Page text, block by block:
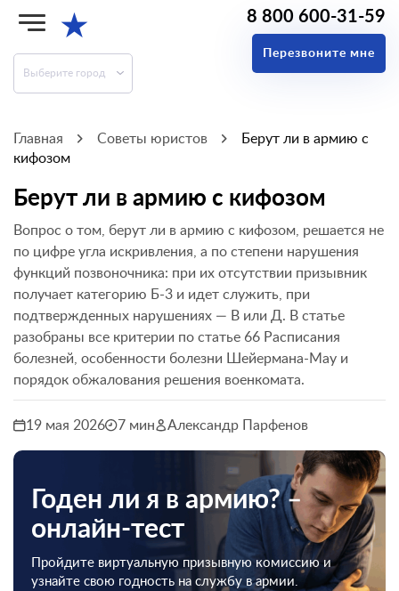
★
Выберите город
8 800 600-31-59
Перезвоните мне
Главная Советы юристов
Берут ли в армию с
кифозом
Берут ли в армию с кифозом
Вопрос о том, берут ли в армию с кифозом, решается не
по цифре угла искривления, а по степени нарушения
функций позвоночника: при их отсутствии призывник
получает категорию Б-3 и идет служить, при
подтвержденных нарушениях — В или Д. В статье
разобраны все критерии по статье 66 Расписания
болезней, особенности болезни Шейермана-Мау и
порядок обжалования решения военкомата.
19 мая 2026 7 мин Александр Парфенов
Годен ли я в армию? –
онлайн-тест
Пройдите виртуальную призывную комиссию и
узнайте свою годность на службу в армии.